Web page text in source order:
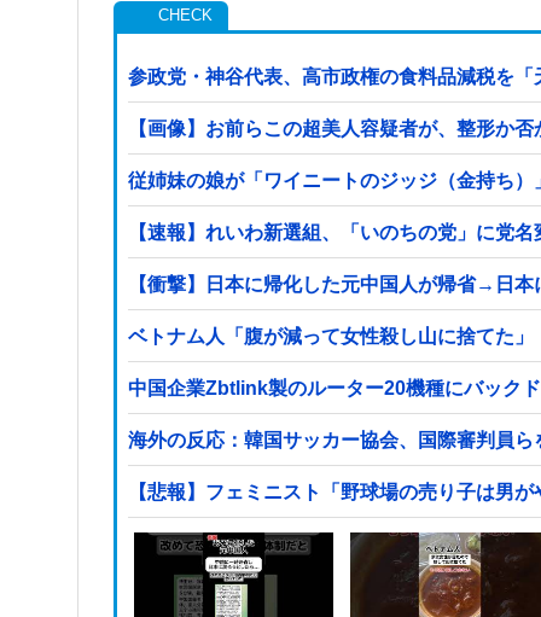
参政党・神谷代表、高市政権の食料品減税を
【画像】お前らこの超美人容疑者が、整形か
従姉妹の娘が「ワイニートのジッジ（金持ち
【速報】れいわ新選組、「いのちの党」に党名
【衝撃】日本に帰化した元中国人が帰省→日
ベトナム人「腹が減って女性殺し山に捨てた」
中国企業Zbtlink製のルーター20機種にバック
海外の反応：韓国サッカー協会、国際審判員ら
【悲報】フェミニスト「野球場の売り子は男